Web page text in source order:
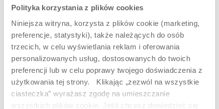
Polityka korzystania z plików cookies
Niniejsza witryna, korzysta z plików cookie (marketing,
preferencje, statystyki), także należących do osób
trzecich, w celu wyświetlania reklam i oferowania
personalizowanych usług, dostosowanych do twoich
preferencji lub w celu poprawy twojego doświadczenia z
użytkowania tej strony. Klikając „zezwól na wszystkie
ciasteczka” wyrażasz zgodę na umieszczanie
wszystkich plików cookie. Jeśli chcesz dowiedzieć się
materiałem, który nie
odkształca się z
upływem czasu.
używane
Aby wysterylizować
smoczek, wykonaj
następujące dwa
proste kroki:
KROK 1 : napełnij
pudełko wodą do
oznaczonej linii, włóż
smoczki do środka i
zamknij pokrywę.